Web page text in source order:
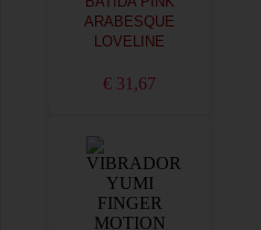
ARABESQUE
LOVELINE
€ 31,67